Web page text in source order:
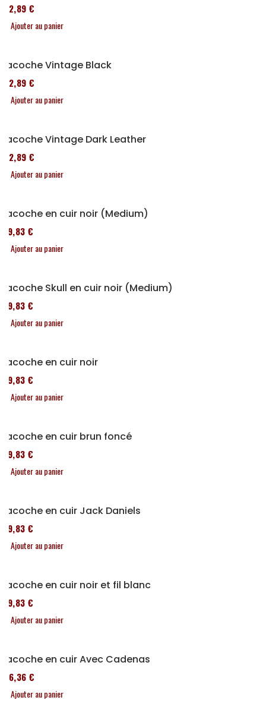
152,89 €
Ajouter au panier
Sacoche Vintage Black
152,89 €
Ajouter au panier
Sacoche Vintage Dark Leather
152,89 €
Ajouter au panier
Sacoche en cuir noir (Medium)
119,83 €
Ajouter au panier
Sacoche Skull en cuir noir (Medium)
119,83 €
Ajouter au panier
Sacoche en cuir noir
119,83 €
Ajouter au panier
Sacoche en cuir brun foncé
119,83 €
Ajouter au panier
Sacoche en cuir Jack Daniels
119,83 €
Ajouter au panier
Sacoche en cuir noir et fil blanc
119,83 €
Ajouter au panier
Sacoche en cuir Avec Cadenas
136,36 €
Ajouter au panier